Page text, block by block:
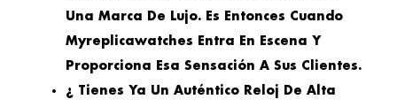
Una Marca De Lujo. Es Entonces Cuando
Myreplicawatches Entra En Escena Y
Proporciona Esa Sensación A Sus Clientes.
¿ Tienes Ya Un Auténtico Reloj De Alta